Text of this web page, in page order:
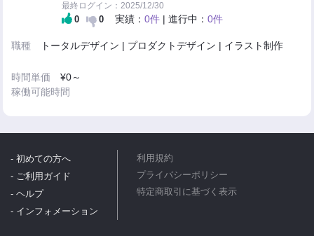
最終ログイン：2025/12/30
0 0 実績：0件 | 進行中：0件
職種 トータルデザイン | プロダクトデザイン | イラスト制作
時間単価¥0～
稼働可能時間
- 初めての方へ
- ご利用ガイド
- ヘルプ
- インフォメーション
利用規約
プライバシーポリシー
特定商取引に基づく表示